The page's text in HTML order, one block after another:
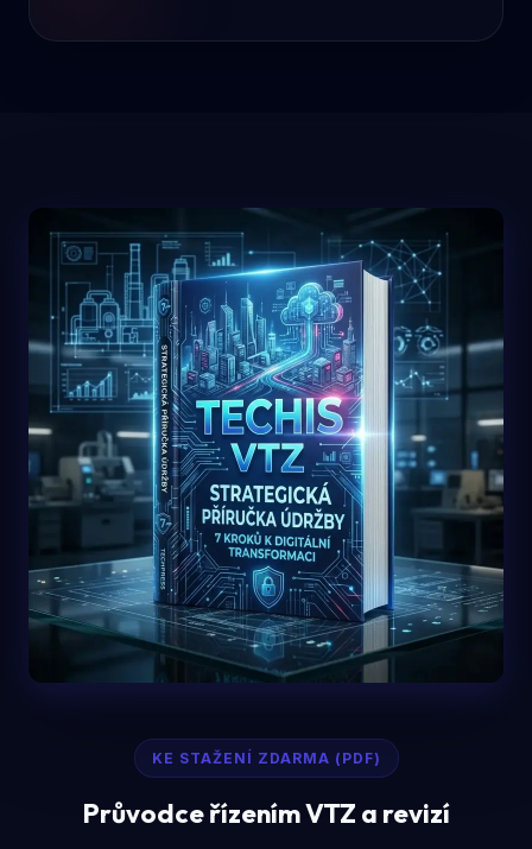
KE STAŽENÍ ZDARMA (PDF)
Průvodce řízením VTZ a revizí